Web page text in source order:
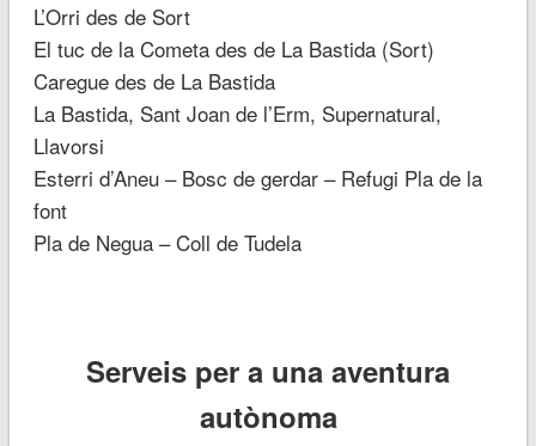
L’Orri des de Sort
El tuc de la Cometa des de La Bastida (Sort)
Caregue des de La Bastida
La Bastida, Sant Joan de l’Erm, Supernatural,
Llavorsi
Esterri d’Aneu – Bosc de gerdar – Refugi Pla de la
font
Pla de Negua – Coll de Tudela
Serveis per a una aventura
autònoma